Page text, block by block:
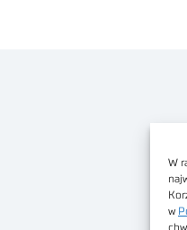
W
w